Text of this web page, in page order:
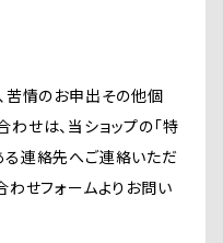
苦情のお申出その他個
せは、当ショップの「特
る連絡先へご連絡いただ
わせフォームよりお問い